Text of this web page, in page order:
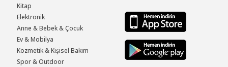
Kitap
Elektronik
Anne & Bebek & Çocuk
Ev & Mobilya
Kozmetik & Kişisel Bakım
Spor & Outdoor